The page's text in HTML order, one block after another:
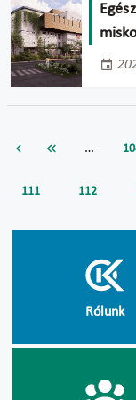
…
111 112
Rólunk